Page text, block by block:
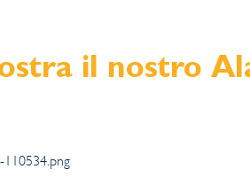
il nostro